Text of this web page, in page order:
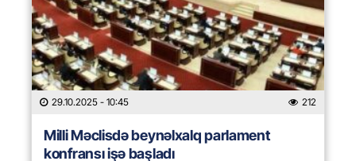
29.10.2025 - 10:45 212
Milli Məclisdə beynəlxalq parlament
konfransı işə başladı